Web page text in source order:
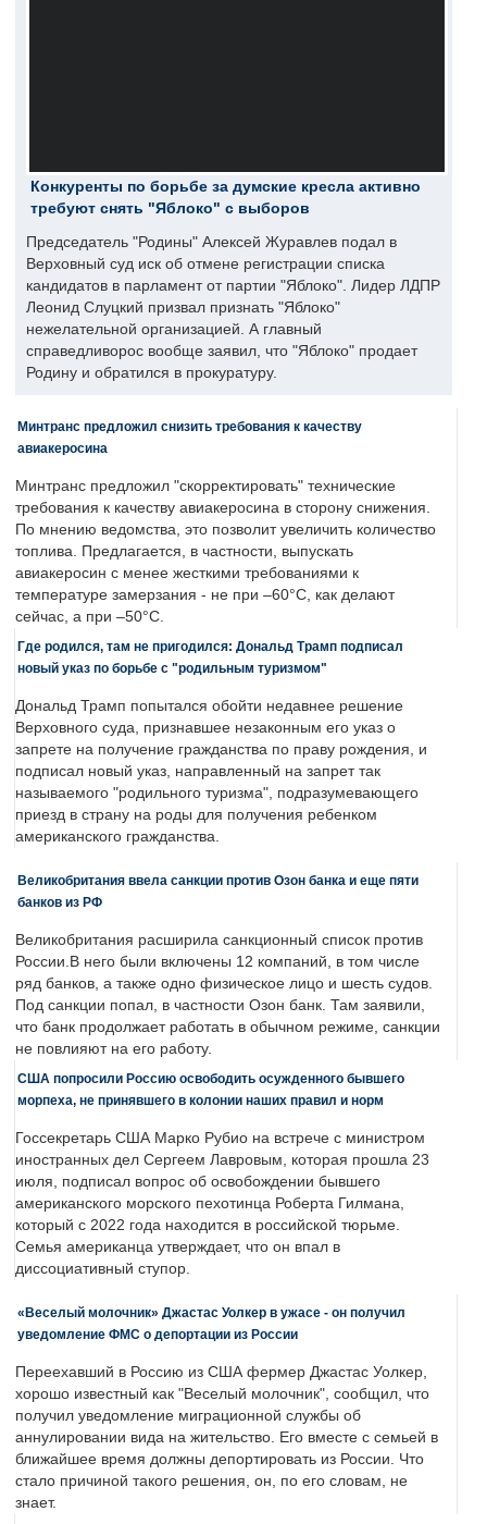
Конкуренты по борьбе за думские кресла активно
требуют снять "Яблоко" с выборов
Председатель "Родины" Алексей Журавлев подал в
Верховный суд иск об отмене регистрации списка
кандидатов в парламент от партии "Яблоко". Лидер ЛДПР
Леонид Слуцкий призвал признать "Яблоко"
нежелательной организацией. А главный
справедливорос вообще заявил, что "Яблоко" продает
Родину и обратился в прокуратуру.
Минтранс предложил снизить требования к качеству
авиакеросина
Минтранс предложил "скорректировать" технические
требования к качеству авиакеросина в сторону снижения.
По мнению ведомства, это позволит увеличить количество
топлива. Предлагается, в частности, выпускать
авиакеросин с менее жесткими требованиями к
температуре замерзания - не при –60°C, как делают
сейчас, а при –50°C.
Где родился, там не пригодился: Дональд Трамп подписал
новый указ по борьбе с "родильным туризмом"
Дональд Трамп попытался обойти недавнее решение
Верховного суда, признавшее незаконным его указ о
запрете на получение гражданства по праву рождения, и
подписал новый указ, направленный на запрет так
называемого "родильного туризма", подразумевающего
приезд в страну на роды для получения ребенком
американского гражданства.
Великобритания ввела санкции против Озон банка и еще пяти
банков из РФ
Великобритания расширила санкционный список против
России.В него были включены 12 компаний, в том числе
ряд банков, а также одно физическое лицо и шесть судов.
Под санкции попал, в частности Озон банк. Там заявили,
что банк продолжает работать в обычном режиме, санкции
не повлияют на его работу.
США попросили Россию освободить осужденного бывшего
морпеха, не принявшего в колонии наших правил и норм
Госсекретарь США Марко Рубио на встрече с министром
иностранных дел Сергеем Лавровым, которая прошла 23
июля, подписал вопрос об освобождении бывшего
американского морского пехотинца Роберта Гилмана,
который с 2022 года находится в российской тюрьме.
Семья американца утверждает, что он впал в
диссоциативный ступор.
«Веселый молочник» Джастас Уолкер в ужасе - он получил
уведомление ФМС о депортации из России
Переехавший в Россию из США фермер Джастас Уолкер,
хорошо известный как "Веселый молочник", сообщил, что
получил уведомление миграционной службы об
аннулировании вида на жительство. Его вместе с семьей в
ближайшее время должны депортировать из России. Что
стало причиной такого решения, он, по его словам, не
знает.